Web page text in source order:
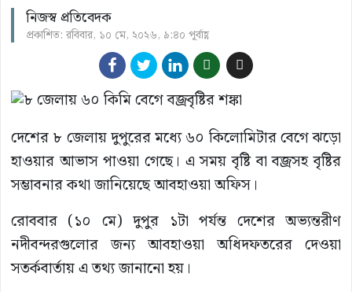
নিজস্ব প্রতিবেদক
প্রকাশিত: রবিবার, ১০ মে, ২০২৬, ৯:৪০ পূর্বাহ্ণ
দেশের ৮ জেলায় দুপুরের মধ্যে ৬০ কিলোমিটার বেগে ঝড়ো
হাওয়ার আভাস পাওয়া গেছে। এ সময় বৃষ্টি বা বজ্রসহ বৃষ্টির
সম্ভাবনার কথা জানিয়েছে আবহাওয়া অফিস।
রোববার (১০ মে) দুপুর ১টা পর্যন্ত দেশের অভ্যন্তরীণ
নদীবন্দরগুলোর জন্য আবহাওয়া অধিদফতরের দেওয়া
সতর্কবার্তায় এ তথ্য জানানো হয়।